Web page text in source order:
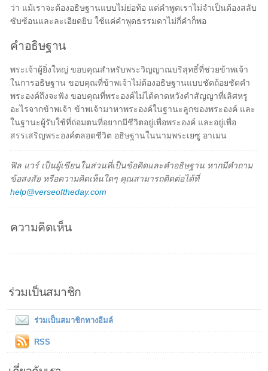
ว่า แม้เราจะต้องอธิษฐานแบบไม่ย่อท้อ แต่คำพูดเราไม่จำเป็นต้องสลับ
ซับซ้อนและละเอียดยิบ ใช้แค่คำพูดธรรมดาไม่กี่คำก็พอ
คำอธิษฐาน
พระเจ้าผู้ยิ่งใหญ่ ขอบคุณสำหรับพระวิญญาณบริสุทธิ์ที่ช่วยข้าพเจ้า
ในการอธิษฐาน ขอบคุณที่ข้าพเจ้าไม่ต้องอธิษฐานแบบชัดถ้อยชัดคำ
พระองค์ถึงจะฟัง ขอบคุณที่พระองค์ไม่ได้คาดหวังคำสัญญาที่เลิศหรู
อะไรจากข้าพเจ้า ข้าพเจ้ามาหาพระองค์ในฐานะลูกของพระองค์ และ
ในฐานะผู้รับใช้ที่ถ่อมตนที่อยากมีชีวิตอยู่เพื่อพระองค์ และอยู่เพื่อ
สรรเสริญพระองค์ตลอดชีวิต อธิษฐานในนามพระเยซู อาเมน
ฟิล แวร์ เป็นผู้เขียนในส่วนที่เป็นข้อคิดและคำอธิษฐาน หากมีคำถาม
ข้อสงสัย หรือความคิดเห็นใดๆ คุณสามารถติดต่อได้ที่
help@verseoftheday.com
ความคิดเห็น
ร่วมเป็นสมาชิก
ร่วมเป็นสมาชิกทางอีมล์
RSS